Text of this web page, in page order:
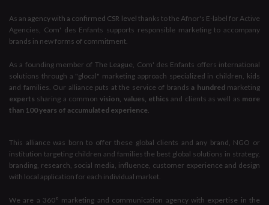
As anagency with a confirmed CSR level thanks to the Afnor's E-label for Active
Agencies, Com' des Enfants supports responsible marketing to accompany
brands in new forms of commitment.
As a founding member of The League, Com' des Enfants offers international
solutions through a "glocal" marketing approach specialized in children, kids
and families. Our alliance puts at the service of brands a hundred marketing
experts sharing a commonvision, values, ethics and clients as well as more
than 100 years of accumulated experience.
This alliance was born to offer these global clients and any brand, NGO or
institution targeting children and families the best global solutions in strategy,
branding, research, social media, influence, customer experience and design
with local application for each individual market.
We are a 360° marketing and communication agency with expertise in the